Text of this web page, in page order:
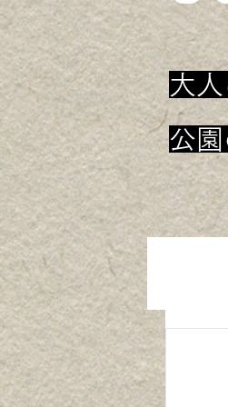
大
公